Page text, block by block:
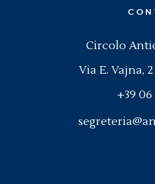
Circolo
Via E. Vajna,
+39 06